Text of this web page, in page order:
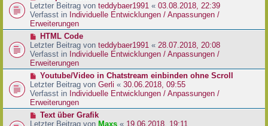
a
g
e
i
t
a
g
e
u
e
r
B
e
i
t
a
g
Letzter Beitrag von teddybaer1991 « 03.08.2018, 22:39
Verfasst in Individuelle Entwicklungen / Anpassungen /
Erweiterungen
N
e
u
e
r
B
e
i
t
HTML Code
Letzter Beitrag von teddybaer1991 « 28.07.2018, 20:08
Verfasst in Individuelle Entwicklungen / Anpassungen /
Erweiterungen
N
e
u
e
r
B
Youtube/Video in Chatstream einbinden ohne Scroll
Letzter Beitrag von Gerli « 30.06.2018, 09:55
Verfasst in Individuelle Entwicklungen / Anpassungen /
Erweiterungen
N
e
Text über Grafik
Letzter Beitrag von Maxs « 19.06.2018, 19:11